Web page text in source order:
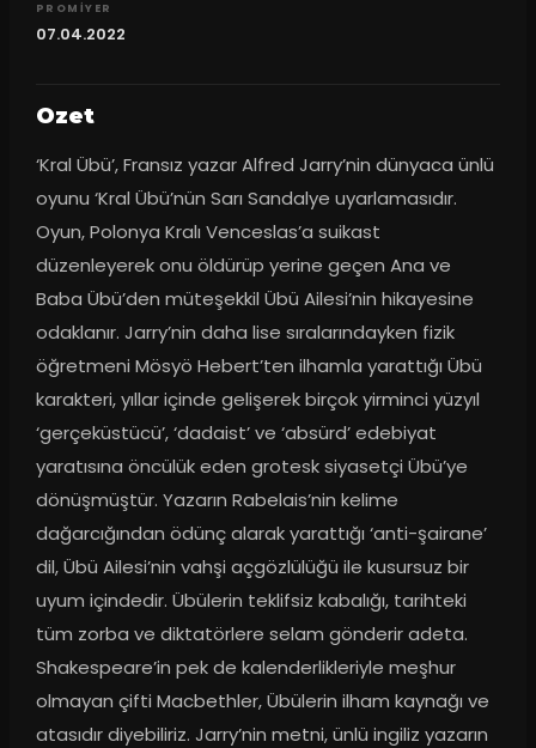
PROMIYER
07.04.2022
Ozet
‘Kral Übü’, Fransız yazar Alfred Jarry’nin dünyaca ünlü
oyunu ‘Kral Übü’nün Sarı Sandalye uyarlamasıdır.
Oyun, Polonya Kralı Venceslas’a suikast
düzenleyerek onu öldürüp yerine geçen Ana ve
Baba Übü’den müteşekkil Übü Ailesi’nin hikayesine
odaklanır. Jarry’nin daha lise sıralarındayken fizik
öğretmeni Mösyö Hebert’ten ilhamla yarattığı Übü
karakteri, yıllar içinde gelişerek birçok yirminci yüzyıl
‘gerçeküstücü’, ‘dadaist’ ve ‘absürd’ edebiyat
yaratısına öncülük eden grotesk siyasetçi Übü’ye
dönüşmüştür. Yazarın Rabelais’nin kelime
dağarcığından ödünç alarak yarattığı ‘anti-şairane’
dil, Übü Ailesi’nin vahşi açgözlülüğü ile kusursuz bir
uyum içindedir. Übülerin teklifsiz kabalığı, tarihteki
tüm zorba ve diktatörlere selam gönderir adeta.
Shakespeare’in pek de kalenderlikleriyle meşhur
olmayan çifti Macbethler, Übülerin ilham kaynağı ve
atasıdır diyebiliriz. Jarry’nin metni, ünlü ingiliz yazarın